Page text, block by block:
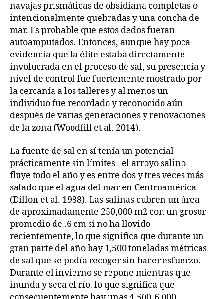
navajas prismáticas de obsidiana completas o
intencionalmente quebradas y una concha de
mar. Es probable que estos dedos fueran
autoamputados. Entonces, aunque hay poca
evidencia que la élite estaba directamente
involucrada en el proceso de sal, su presencia y
nivel de control fue fuertemente mostrado por
la cercanía a los talleres y al menos un
individuo fue recordado y reconocido aún
después de varias generaciones y renovaciones
de la zona (Woodfill et al. 2014).
La fuente de sal en sí tenía un potencial
prácticamente sin límites –el arroyo salino
fluye todo el año y es entre dos y tres veces más
salado que el agua del mar en Centroamérica
(Dillon et al. 1988). Las salinas cubren un área
de aproximadamente 250,000 m2 con un grosor
promedio de .6 cm si no ha llovido
recientemente, lo que significa que durante un
gran parte del año hay 1,500 toneladas métricas
de sal que se podía recoger sin hacer esfuerzo.
Durante el invierno se repone mientras que
inunda y seca el río, lo que significa que